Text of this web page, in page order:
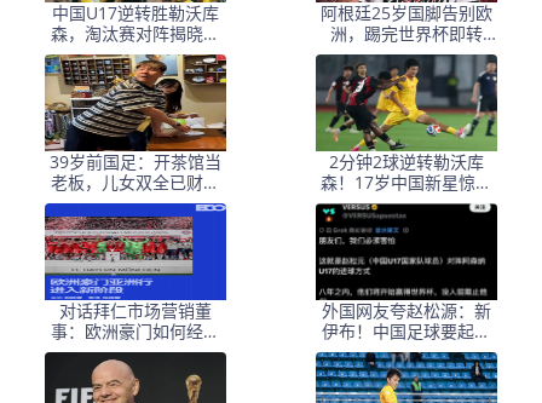
中国U17逆转胜勒沃库
森，淘汰赛对阵揭晓：
国足将战河床，上海迎
战阿森纳
阿根廷25岁国脚告别欧
洲，踢完世界杯即转
会！正值巅峰回归阿超
39岁前国足：开茶馆当
老板，儿女双全已财富
自由，妻子还是黄圣依
朋友
2分钟2球逆转勒沃库
森！17岁中国新星惊艳
中国足球又让人看到了
希望
对话拜仁市场营销董
事：欧洲豪门如何经营
中国足球市场
外国网友夸赵松源：新
伊布！中国足球要起飞
了，8年内冲世界杯